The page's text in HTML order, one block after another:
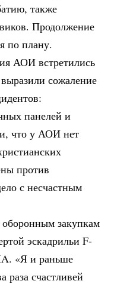
также
Продолжение
по плану.
АОИ встретились
сожаление
панелей и
что у АОИ нет
против
с несчастным
закупкам
эскадрильи F-
«Я и раньше
раза счастливей